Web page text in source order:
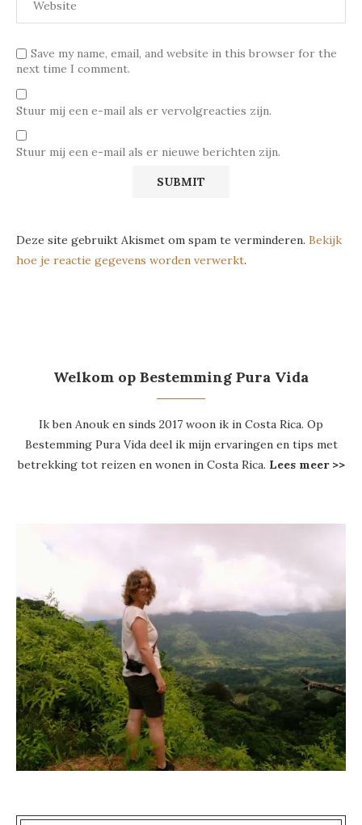
Save my name, email, and website in this browser for the
next time I comment.
Stuur mij een e-mail als er vervolgreacties zijn.
Stuur mij een e-mail als er nieuwe berichten zijn.
Deze site gebruikt Akismet om spam te verminderen. Bekijk
hoe je reactie gegevens worden verwerkt.
Welkom op Bestemming Pura Vida
Ik ben Anouk en sinds 2017 woon ik in Costa Rica. Op
Bestemming Pura Vida deel ik mijn ervaringen en tips met
betrekking tot reizen en wonen in Costa Rica. Lees meer >>